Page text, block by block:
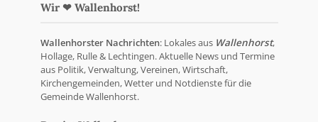
Wir ❤ Wallenhorst!
Wallenhorster Nachrichten: Lokales aus Wallenhorst,
Hollage, Rulle & Lechtingen. Aktuelle News und Termine
aus Politik, Verwaltung, Vereinen, Wirtschaft,
Kirchengemeinden, Wetter und Notdienste für die
Gemeinde Wallenhorst.